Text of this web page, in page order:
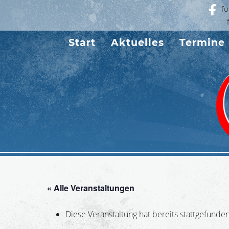
Start Aktuelles Termine
« Alle Veranstaltungen
Diese Veranstaltung hat bereits